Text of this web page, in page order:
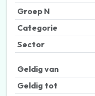
Groep N
Categorie
Sector
Geldig van
Geldig tot